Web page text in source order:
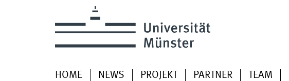
HOME NEWS PROJEKT PARTNER TEAM